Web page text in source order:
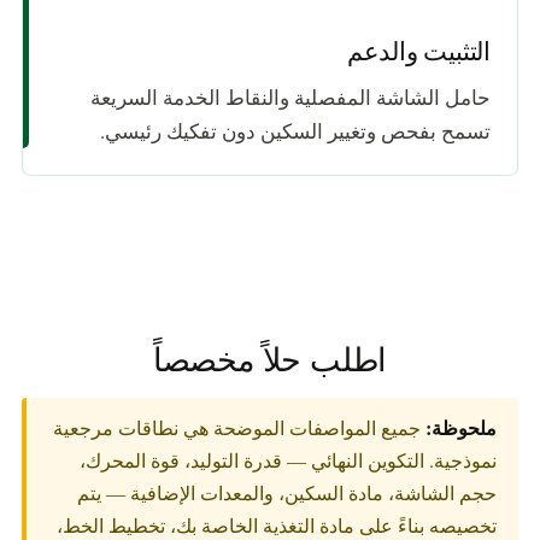
التثبيت والدعم
حامل الشاشة المفصلية والنقاط الخدمة السريعة
تسمح بفحص وتغيير السكين دون تفكيك رئيسي.
اطلب حلاً مخصصاً
ملحوظة: جميع المواصفات الموضحة هي نطاقات مرجعية
نموذجية. التكوين النهائي — قدرة التوليد، قوة المحرك،
حجم الشاشة، مادة السكين، والمعدات الإضافية — يتم
تخصيصه بناءً على مادة التغذية الخاصة بك، تخطيط الخط،